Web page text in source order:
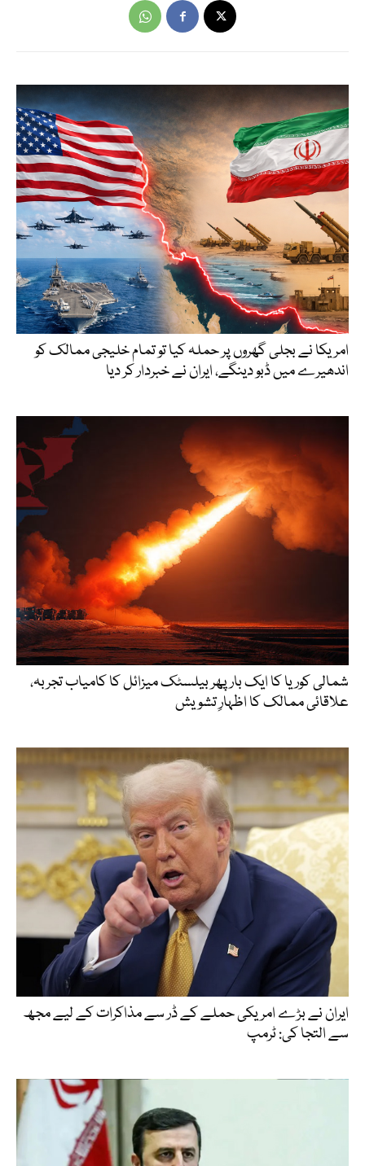
امریکا نے بجلی گھروں پر حملہ کیا تو تمام خلیجی ممالک کو
اندھیرے میں ڈبو دینگے، ایران نے خبردار کر دیا
شمالی کوریا کا ایک بار پھر بیلسٹک میزائل کا کامیاب تجربہ،
علاقائی ممالک کا اظہارِ تشویش
ایران نے بڑے امریکی حملے کے ڈر سے مذاکرات کے لیے مجھ
سے التجا کی: ٹرمپ